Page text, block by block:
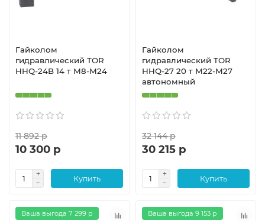
Гайколом
гидравлический TOR
HHQ-24B 14 т М8-М24
11 892 р
10 300 р
Купить
Гайколом
гидравлический TOR
HHQ-27 20 т М22-М27
автономный
32 144 р
30 215 р
Купить
Ваша выгода 7 299 р Ваша выгода 9 153 р